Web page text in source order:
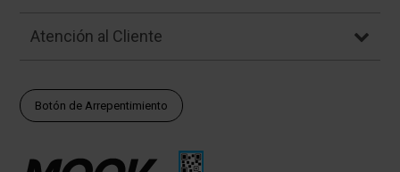
Atención al Cliente
Botón de Arrepentimiento